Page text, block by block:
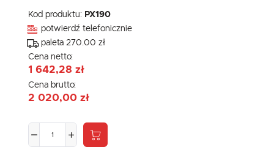
Kod produktu: PX190
potwierdź telefonicznie
paleta 270.00 zł
Cena netto:
1 642,28 zł
Cena brutto:
2 020,00 zł